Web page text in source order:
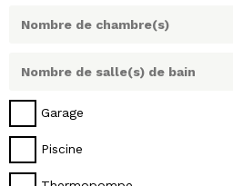
Garage
Piscine